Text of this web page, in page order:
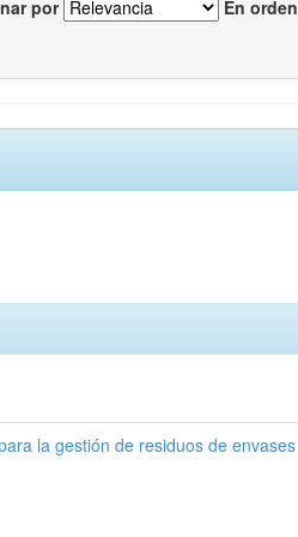
por En orden
la gestión de residuos de envases